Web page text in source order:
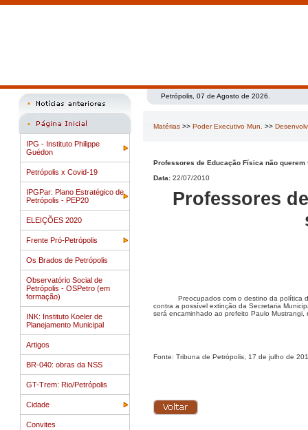
IPG - Instituto Philippe
Guédon
Petrópolis x Covid-19
IPGPar: Plano Estratégico de
Petrópolis - PEP20
ELEIÇÕES 2020
Frente Pró-Petrópolis
Os Brados de Petrópolis
Observatório Social de
Petrópolis - OSPetro (em
formação)
INK: Instituto Koeler de
Planejamento Municipal
Artigos
BR-040: obras da NSS
GT-Trem: Rio/Petrópolis
Cidade
Convites
Petrópolis, 07 de Agosto de 2026.
Matérias >> Poder Executivo Mun. >>
Professores de Educação Física não
Data: 22/07/2010
Professores
Preocupados com o destino da política
contra a possível extinção da Secretaria
será encaminhado ao prefeito Paulo
Fonte: Tribuna de Petrópolis, 17 de julho de